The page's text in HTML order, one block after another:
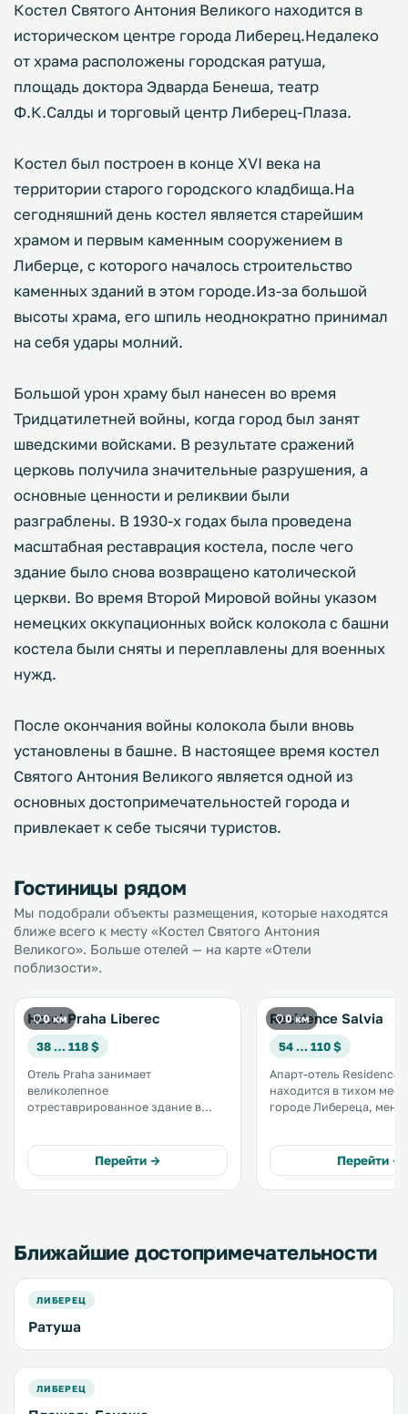
Костел Святого Антония Великого находится в
историческом центре города Либерец.Недалеко
от храма расположены городская ратуша,
площадь доктора Эдварда Бенеша, театр
Ф.К.Салды и торговый центр Либерец-Плаза.
Костел был построен в конце XVI века на
территории старого городского кладбища.На
сегодняшний день костел является старейшим
храмом и первым каменным сооружением в
Либерце, с которого началось строительство
каменных зданий в этом городе.Из-за большой
высоты храма, его шпиль неоднократно принимал
на себя удары молний.
Большой урон храму был нанесен во время
Тридцатилетней войны, когда город был занят
шведскими войсками. В результате сражений
церковь получила значительные разрушения, а
основные ценности и реликвии были
разграблены. В 1930-х годах была проведена
масштабная реставрация костела, после чего
здание было снова возвращено католической
церкви. Во время Второй Мировой войны указом
немецких оккупационных войск колокола с башни
костела были сняты и переплавлены для военных
нужд.
После окончания войны колокола были вновь
установлены в башне. В настоящее время костел
Святого Антония Великого является одной из
основных достопримечательностей города и
привлекает к себе тысячи туристов.
Гостиницы рядом
Мы подобрали объекты размещения, которые находятся
ближе всего к месту «Костел Святого Антония
Великого». Больше отелей — на карте «Отели
поблизости».
0 км
Hotel Praha Liberec
38 … 118 $
Отель Praha занимает
великолепное
отреставрированное здание в
историческом центре города
Либерец, возле городской
ратуши. .
Перейти →
0 км
Residence Salvia
54 … 110 $
Апарт-отель Residence
находится в тихом
городе Либереца,
проживанием в
оборудованных
всеми услугами отеля. .
Перейти →
Ближайшие достопримечательности
ЛИБЕРЕЦ
Ратуша
ЛИБЕРЕЦ